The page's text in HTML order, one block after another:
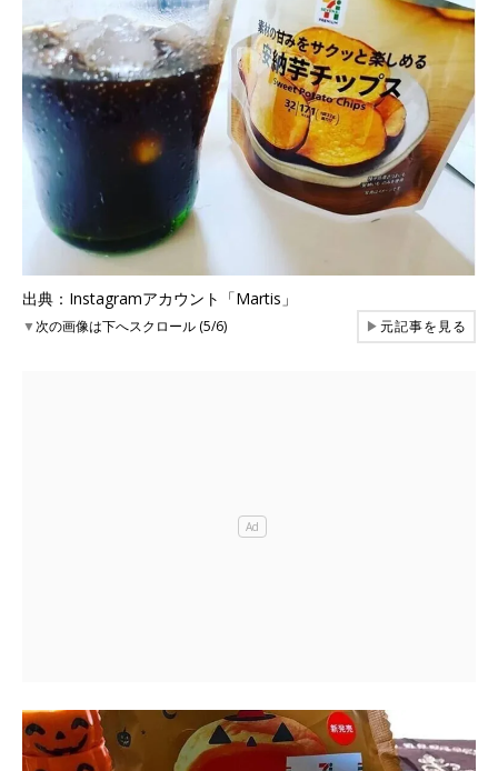
出典：Instagramアカウント「Martis」
▼次の画像は下へスクロール (5/6) ▶元記事を見る